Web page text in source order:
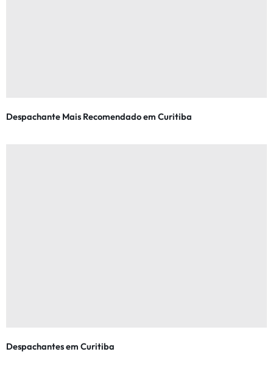
Despachante Mais Recomendado em Curitiba
Despachantes em Curitiba